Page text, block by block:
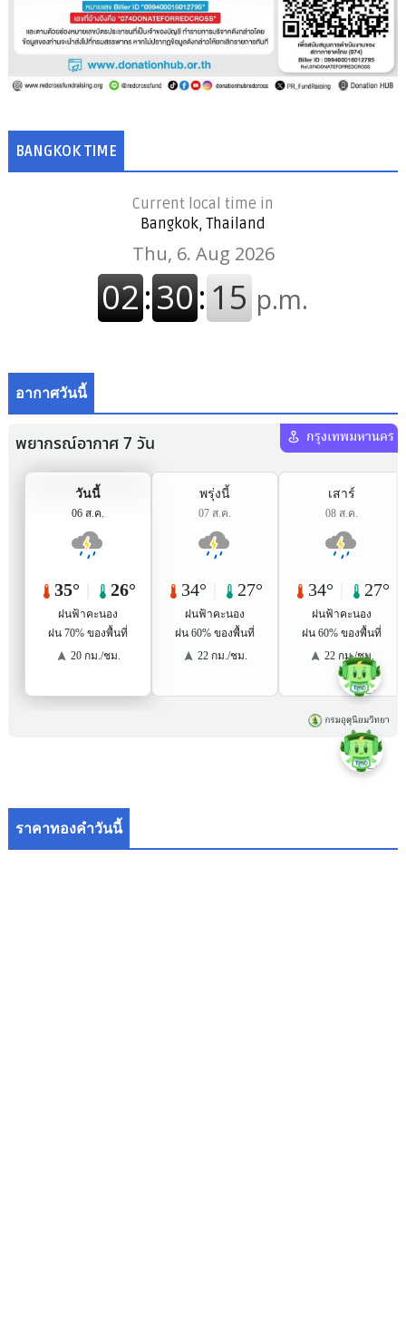
BANGKOK TIME
Current local time in
Bangkok, Thailand
อากาศวันนี้
ราคาทองคำวันนี้